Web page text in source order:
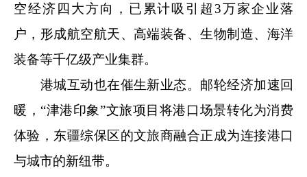
空经济四大方向，已累计吸引超3万家企业落
户，形成航空航天、高端装备、生物制造、海洋
装备等千亿级产业集群。
港城互动也在催生新业态。邮轮经济加速回
暖，“津港印象”文旅项目将港口场景转化为消费
体验，东疆综保区的文旅商融合正成为连接港口
与城市的新纽带。